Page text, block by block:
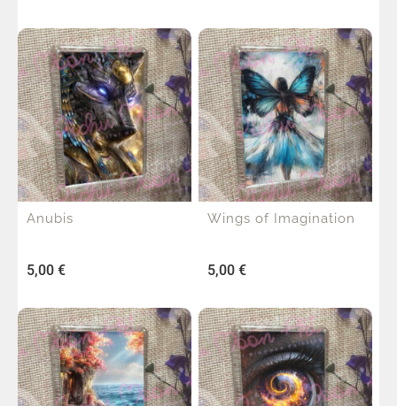
Anubis
5,00 €
Wings of Imagination
5,00 €